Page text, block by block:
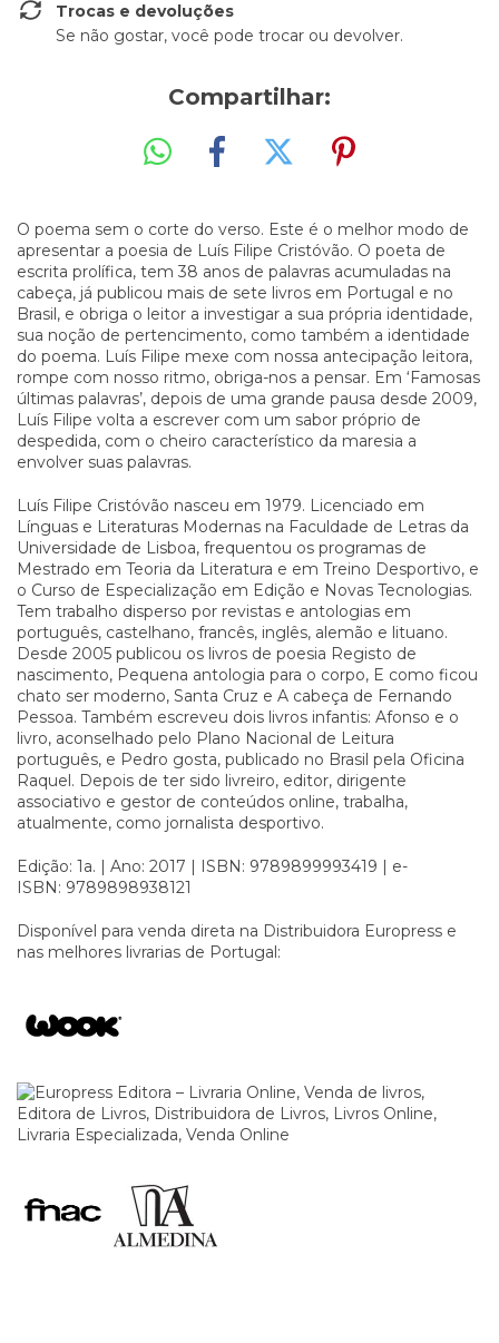
Trocas e devoluções
Se não gostar, você pode trocar ou devolver.
Compartilhar:
O poema sem o corte do verso. Este é o melhor modo de
apresentar a poesia de Luís Filipe Cristóvão. O poeta de
escrita prolífica, tem 38 anos de palavras acumuladas na
cabeça, já publicou mais de sete livros em Portugal e no
Brasil, e obriga o leitor a investigar a sua própria identidade,
sua noção de pertencimento, como também a identidade
do poema. Luís Filipe mexe com nossa antecipação leitora,
rompe com nosso ritmo, obriga-nos a pensar. Em ‘Famosas
últimas palavras’, depois de uma grande pausa desde 2009,
Luís Filipe volta a escrever com um sabor próprio de
despedida, com o cheiro característico da maresia a
envolver suas palavras.
Luís Filipe Cristóvão nasceu em 1979. Licenciado em
Línguas e Literaturas Modernas na Faculdade de Letras da
Universidade de Lisboa, frequentou os programas de
Mestrado em Teoria da Literatura e em Treino Desportivo, e
o Curso de Especialização em Edição e Novas Tecnologias.
Tem trabalho disperso por revistas e antologias em
português, castelhano, francês, inglês, alemão e lituano.
Desde 2005 publicou os livros de poesia Registo de
nascimento, Pequena antologia para o corpo, E como ficou
chato ser moderno, Santa Cruz e A cabeça de Fernando
Pessoa. Também escreveu dois livros infantis: Afonso e o
livro, aconselhado pelo Plano Nacional de Leitura
português, e Pedro gosta, publicado no Brasil pela Oficina
Raquel. Depois de ter sido livreiro, editor, dirigente
associativo e gestor de conteúdos online, trabalha,
atualmente, como jornalista desportivo.
Edição: 1a. | Ano: 2017 | ISBN: 9789899993419 | e-
ISBN: 9789898938121
Disponível para venda direta na Distribuidora Europress e
nas melhores livrarias de Portugal: